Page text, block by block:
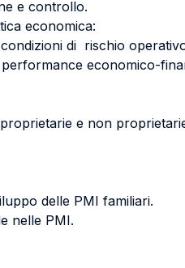
e controllo.
economica:
di rischio
economico-
e non
delle PMI familiari.
nelle PMI.